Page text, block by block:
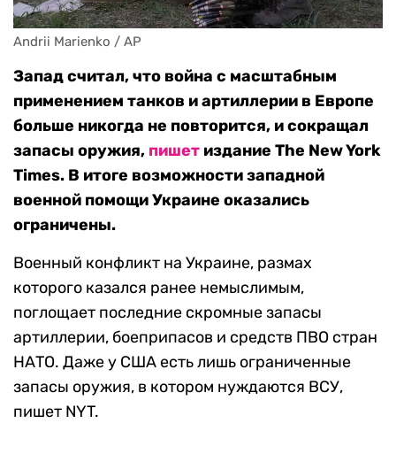
Andrii Marienko / AP
Запад считал, что война с масштабным
применением танков и артиллерии в Европе
больше никогда не повторится, и сокращал
запасы оружия, пишет издание The New York
Times. В итоге возможности западной
военной помощи Украине оказались
ограничены.
Военный конфликт на Украине, размах
которого казался ранее немыслимым,
поглощает последние скромные запасы
артиллерии, боеприпасов и средств ПВО стран
НАТО. Даже у США есть лишь ограниченные
запасы оружия, в котором нуждаются ВСУ,
пишет NYT.